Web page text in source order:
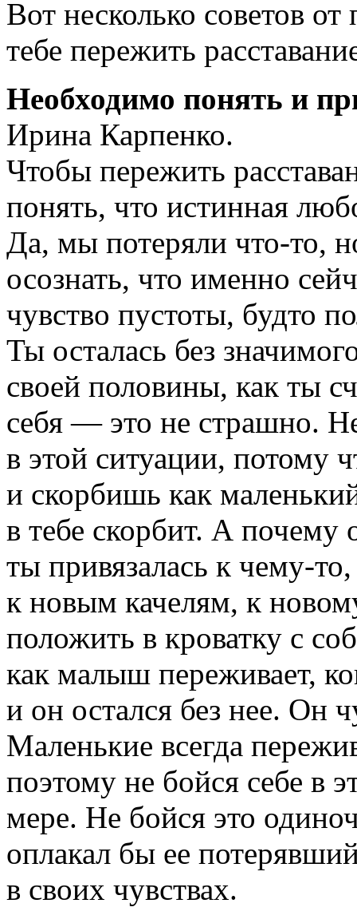
Вот несколько советов
тебе пережить
Необходимо понять и
Ирина Карпенко.
Чтобы пережить
понять, что истинная
Да, мы потеряли что-то,
осознать, что именно
чувство пустоты, будто
Ты осталась без
своей половины, как ты
себя — это не страшно.
в этой ситуации, потому
и скорбишь как
в тебе скорбит. А почему
ты привязалась к чему-то
к новым качелям, к
положить в кроватку с
как малыш переживает,
и он остался без нее. Он
Маленькие всегда
поэтому не бойся себе в
мере. Не бойся это
оплакал бы ее
в своих чувствах.